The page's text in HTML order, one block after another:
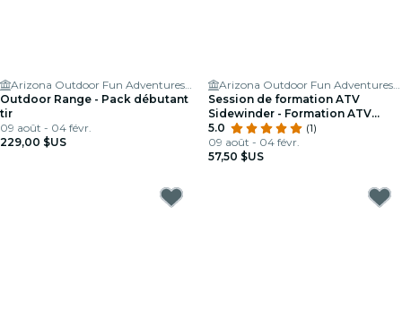
Arizona Outdoor Fun Adventures & Tours
Outdoor Range - Pack débutant
tir
09 août - 04 févr.
229,00 $US
Arizona Outdoor Fun Adventures & Tours
Session de formation ATV
Sidewinder - Formation ATV
guidée
5.0
(1)
09 août - 04 févr.
57,50 $US